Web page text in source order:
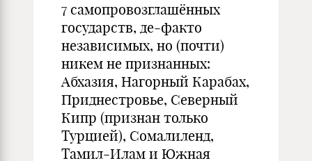
7 самопровозглашённых
государств, де-факто
независимых, но (почти)
никем не признанных:
Абхазия, Нагорный Карабах,
Приднестровье, Северный
Кипр (признан только
Турцией), Сомалиленд,
Тамил-Илам и Южная